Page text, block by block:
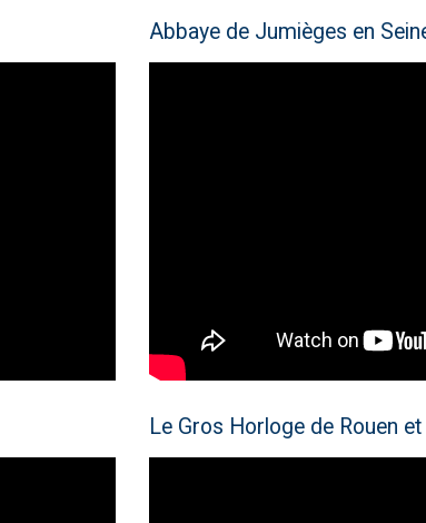
Abbaye de Jumièges en
Le Gros Horloge de Rouen